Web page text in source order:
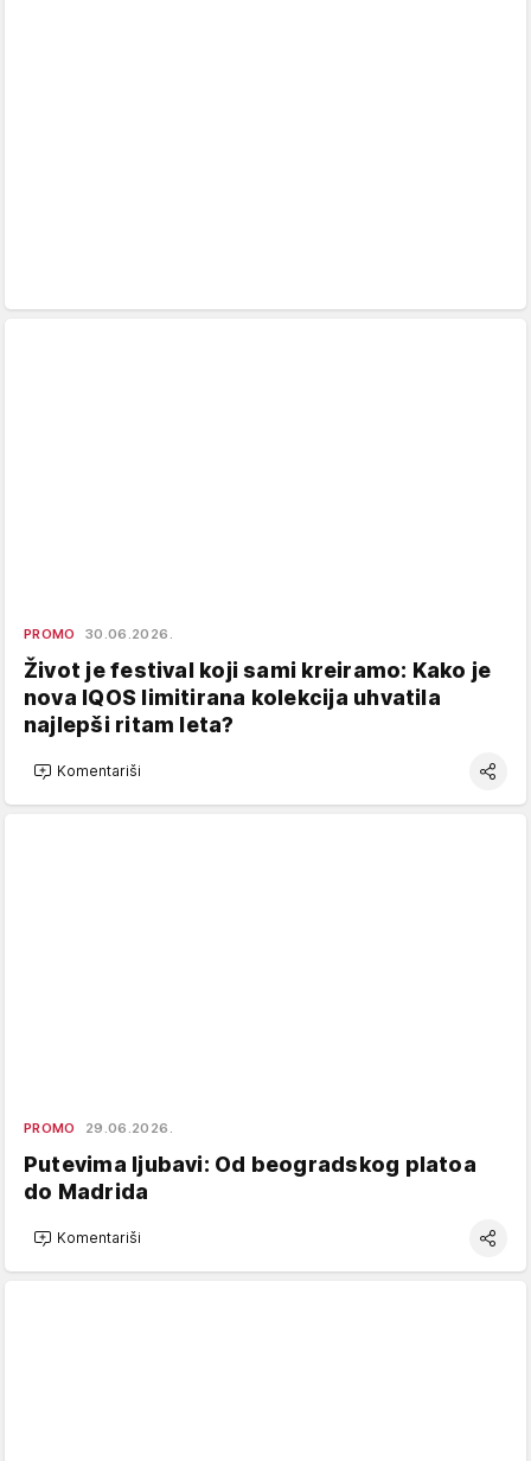
PROMO 30.06.2026.
Život je festival koji sami kreiramo: Kako je
nova IQOS limitirana kolekcija uhvatila
najlepši ritam leta?
Komentariši
PROMO 29.06.2026.
Putevima ljubavi: Od beogradskog platoa
do Madrida
Komentariši